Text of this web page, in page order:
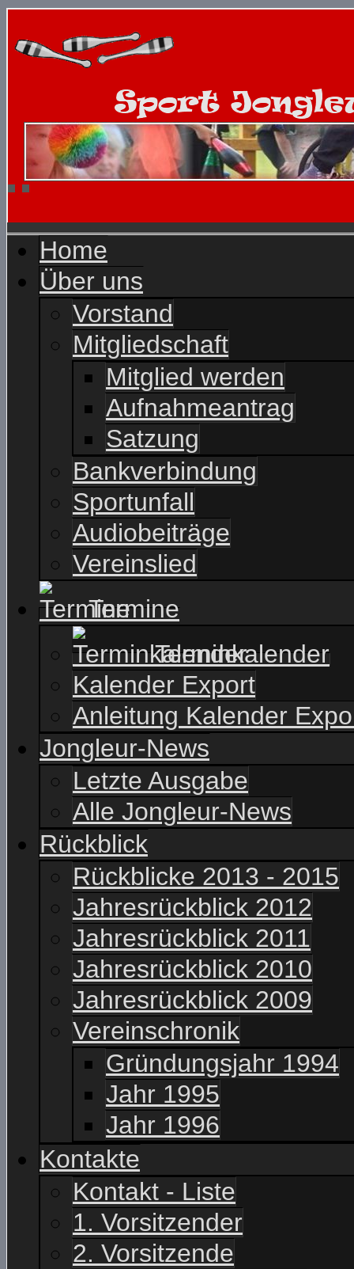
Home
Über uns
Vorstand
Mitgliedschaft
Mitglied werden
Aufnahmeantrag
Satzung
Bankverbindung
Sportunfall
Audiobeiträge
Vereinslied
Termine
Terminkalender
Kalender Export
Anleitung Kalender
Jongleur-News
Letzte Ausgabe
Alle Jongleur-News
Rückblick
Rückblicke 2013 - 2015
Jahresrückblick 2012
Jahresrückblick 2011
Jahresrückblick 2010
Jahresrückblick 2009
Vereinschronik
Gründungsjahr 1994
Jahr 1995
Jahr 1996
Kontakte
Kontakt - Liste
1. Vorsitzender
2. Vorsitzende